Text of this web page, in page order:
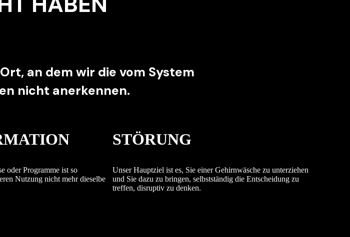
an dem wir die vom System
nicht anerkennen.
oder Programme ist so
Nutzung nicht mehr dieselbe
STÖRUNG
Unser Hauptziel ist es, Sie einer Gehirnwäsche zu unterziehen
und Sie dazu zu bringen, selbstständig die Entscheidung zu
treffen, disruptiv zu denken.